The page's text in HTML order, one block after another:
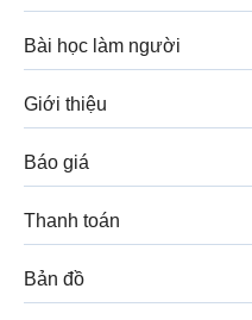
Bài học làm người
Giới thiệu
Báo giá
Thanh toán
Bản đồ